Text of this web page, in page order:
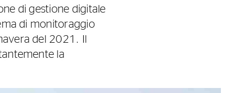
di gestione digitale
di monitoraggio
del 2021. Il
la